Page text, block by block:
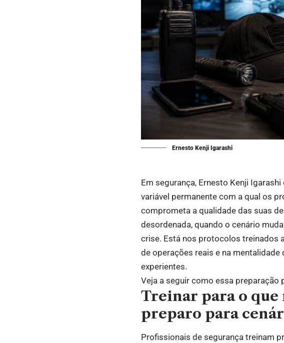
Ernesto Kenji Igarashi
Em segurança, Ernesto Kenji
variável permanente com a qual os
comprometa a qualidade das suas
desordenada, quando o cenário
crise. Está nos protocolos treinados
de operações reais e na
experientes.
Veja a seguir como essa preparação
Treinar para o que
preparo para
Profissionais de segurança treinam